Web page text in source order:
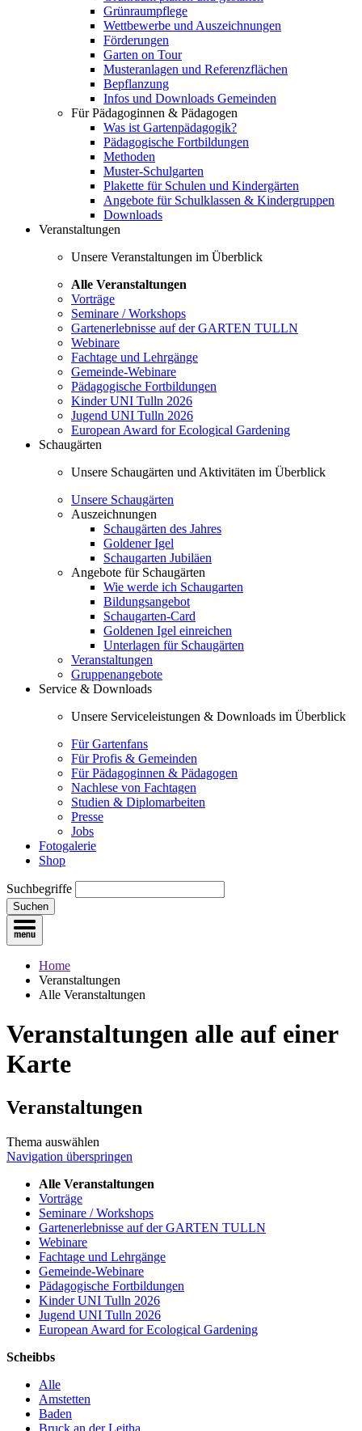
Grünraumpflege
Wettbewerbe und Auszeichnungen
Förderungen
Garten on Tour
Musteranlagen und Referenzflächen
Bepflanzung
Infos und Downloads Gemeinden
Für Pädagoginnen & Pädagogen
Was ist Gartenpädagogik?
Pädagogische Fortbildungen
Methoden
Muster-Schulgarten
Plakette für Schulen und Kindergärten
Angebote für Schulklassen & Kindergruppen
Downloads
Veranstaltungen
Unsere Veranstaltungen im Überblick
Alle Veranstaltungen
Vorträge
Seminare / Workshops
Gartenerlebnisse auf der GARTEN TULLN
Webinare
Fachtage und Lehrgänge
Gemeinde-Webinare
Pädagogische Fortbildungen
Kinder UNI Tulln 2026
Jugend UNI Tulln 2026
European Award for Ecological Gardening
Schaugärten
Unsere Schaugärten und Aktivitäten im Überblick
Unsere Schaugärten
Auszeichnungen
Schaugärten des Jahres
Goldener Igel
Schaugarten Jubiläen
Angebote für Schaugärten
Wie werde ich Schaugarten
Bildungsangebot
Schaugarten-Card
Goldenen Igel einreichen
Unterlagen für Schaugärten
Veranstaltungen
Gruppenangebote
Service & Downloads
Unsere Serviceleistungen & Downloads im Überblick
Für Gartenfans
Für Profis & Gemeinden
Für Pädagoginnen & Pädagogen
Nachlese von Fachtagen
Studien & Diplomarbeiten
Presse
Jobs
Fotogalerie
Shop
Suchbegriffe
Suchen
Home
Veranstaltungen
Alle Veranstaltungen
Veranstaltungen alle auf einer
Karte
Veranstaltungen
Thema auswählen
Navigation überspringen
Alle Veranstaltungen
Vorträge
Seminare / Workshops
Gartenerlebnisse auf der GARTEN TULLN
Webinare
Fachtage und Lehrgänge
Gemeinde-Webinare
Pädagogische Fortbildungen
Kinder UNI Tulln 2026
Jugend UNI Tulln 2026
European Award for Ecological Gardening
Scheibbs
Alle
Amstetten
Baden
Bruck an der Leitha